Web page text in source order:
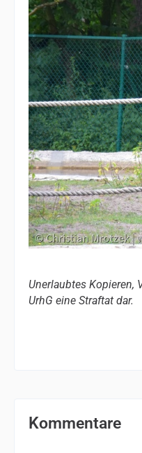
Unerlaubtes
UrhG eine Straftat dar.
Kommentare